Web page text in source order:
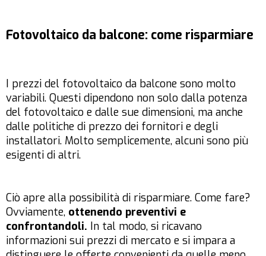
Fotovoltaico da balcone: come risparmiare
I prezzi del fotovoltaico da balcone sono molto
variabili. Questi dipendono non solo dalla potenza
del fotovoltaico e dalle sue dimensioni, ma anche
dalle politiche di prezzo dei fornitori e degli
installatori. Molto semplicemente, alcuni sono più
esigenti di altri.
Ciò apre alla possibilità di risparmiare. Come fare?
Ovviamente, ottenendo preventivi e
confrontandoli. In tal modo, si ricavano
informazioni sui prezzi di mercato e si impara a